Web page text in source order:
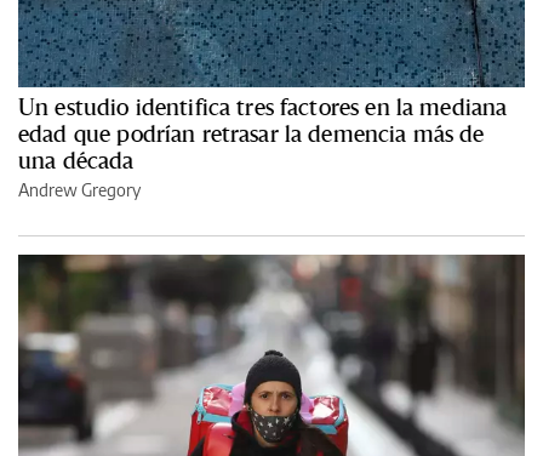
Un estudio identifica tres factores en la mediana
edad que podrían retrasar la demencia más de
una década
Andrew Gregory